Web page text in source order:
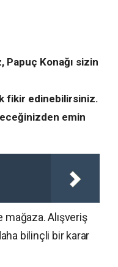
Papuç Konağı sizin
fikir edinebilirsiniz.
emin
mağaza. Alışveriş
bilinçli bir karar